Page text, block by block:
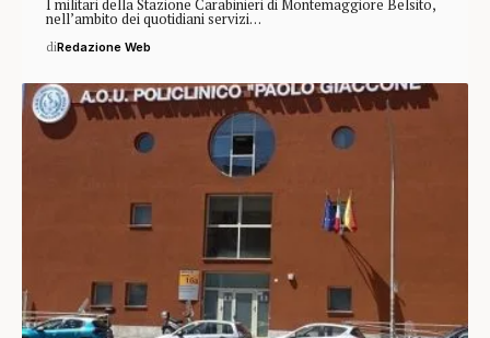
I militari della Stazione Carabinieri di Montemaggiore Belsito,
nell’ambito dei quotidiani servizi…
diRedazione Web